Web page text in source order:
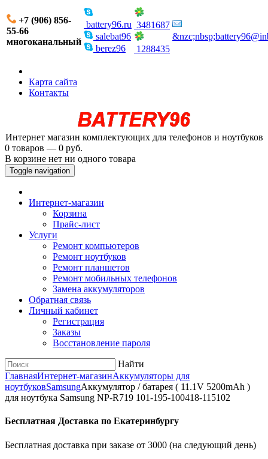
+7 (906) 856-
55-66
многоканальный
battery96.ru
salebat96
berez96
3481687
1288435
Карта сайта
Контакты
Интернет магазин комплектующих для телефонов и ноутбуков
0 товаров — 0 руб.
В корзине нет ни одного товара
Toggle navigation
Интернет-магазин
Корзина
Прайс-лист
Услуги
Ремонт компьютеров
Ремонт ноутбуков
Ремонт планшетов
Ремонт мобильных телефонов
Замена аккумуляторов
Обратная связь
Личный кабинет
Регистрация
Заказы
Восстановление пароля
Найти
ГлавнаяИнтернет-магазинАккумуляторы для
ноутбуковSamsungАккумулятор / батарея ( 11.1V 5200mAh )
для ноутбука Samsung NP-R719 101-195-100418-115102
Бесплатная Доставка по Екатеринбургу
Бесплатная доставка при заказе от 3000 (на следующий день)